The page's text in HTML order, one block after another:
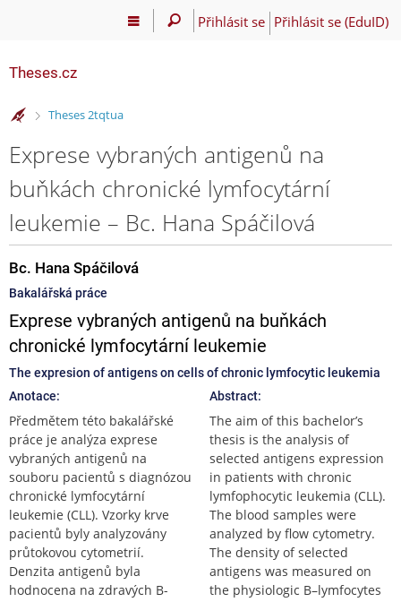
Přihlásit se Přihlásit se (EduID)
Theses.cz
>
Theses 2tqtua
Exprese vybraných antigenů na
buňkách chronické lymfocytární
leukemie – Bc. Hana Spáčilová
Bc. Hana Spáčilová
Bakalářská práce
Exprese vybraných antigenů na buňkách
chronické lymfocytární leukemie
The expresion of antigens on cells of chronic lymfocytic leukemia
Anotace:
Předmětem této bakalářské
práce je analýza exprese
vybraných antigenů na
souboru pacientů s diagnózou
chronické lymfocytární
leukemie (CLL). Vzorky krve
pacientů byly analyzovány
průtokovou cytometrií.
Denzita antigenů byla
hodnocena na zdravých B-
Abstract:
The aim of this bachelor’s
thesis is the analysis of
selected antigens expression
in patients with chronic
lymfophocytic leukemia (CLL).
The blood samples were
analyzed by flow cytometry.
The density of selected
antigens was measured on
the physiologic B–lymfocytes